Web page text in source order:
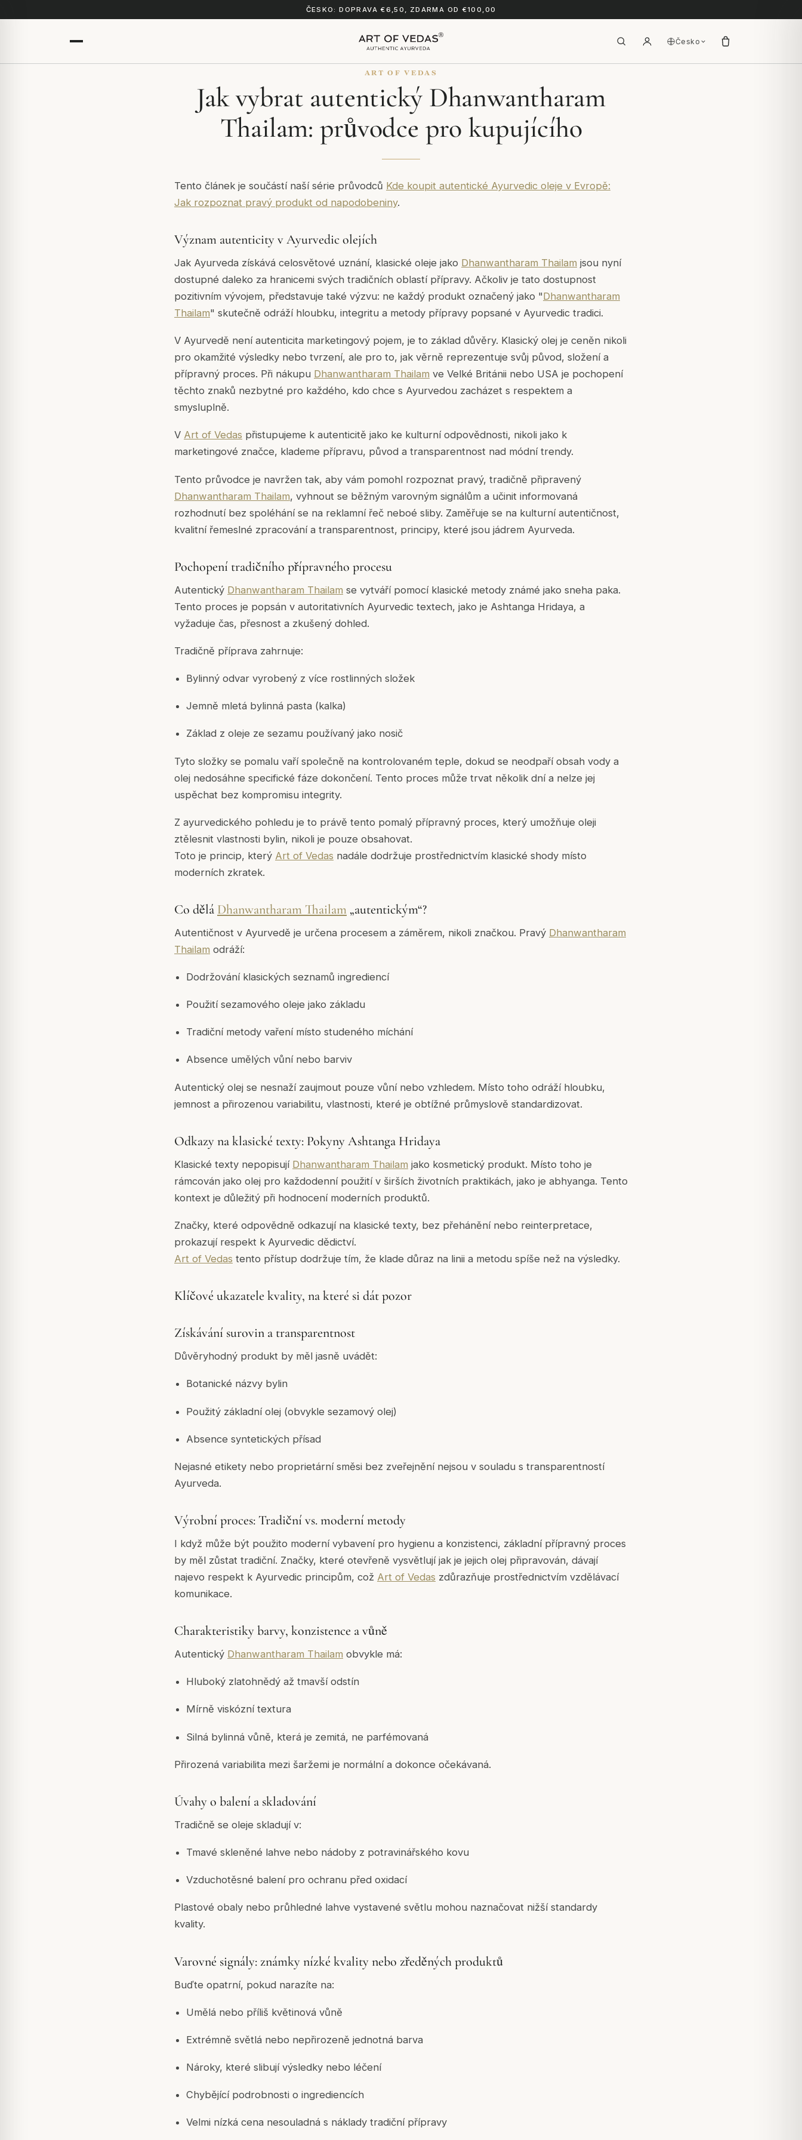
ČESKO: DOPRAVA €6,50, ZDARMA OD €100,00
Česko
ART OF VEDAS
Jak vybrat autentický Dhanwantharam
Thailam: průvodce pro kupujícího
Tento článek je součástí naší série průvodců Kde koupit autentické Ayurvedic oleje v Evropě:
Jak rozpoznat pravý produkt od napodobeniny.
Význam autenticity v Ayurvedic olejích
Jak Ayurveda získává celosvětové uznání, klasické oleje jako Dhanwantharam Thailam jsou nyní
dostupné daleko za hranicemi svých tradičních oblastí přípravy. Ačkoliv je tato dostupnost
pozitivním vývojem, představuje také výzvu: ne každý produkt označený jako "Dhanwantharam
Thailam" skutečně odráží hloubku, integritu a metody přípravy popsané v Ayurvedic tradici.
V Ayurvedě není autenticita marketingový pojem, je to základ důvěry. Klasický olej je ceněn nikoli
pro okamžité výsledky nebo tvrzení, ale pro to, jak věrně reprezentuje svůj původ, složení a
přípravný proces. Při nákupu Dhanwantharam Thailam ve Velké Británii nebo USA je pochopení
těchto znaků nezbytné pro každého, kdo chce s Ayurvedou zacházet s respektem a
smysluplně.
V Art of Vedas přistupujeme k autenticitě jako ke kulturní odpovědnosti, nikoli jako k
marketingové značce, klademe přípravu, původ a transparentnost nad módní trendy.
Tento průvodce je navržen tak, aby vám pomohl rozpoznat pravý, tradičně připravený
Dhanwantharam Thailam, vyhnout se běžným varovným signálům a učinit informovaná
rozhodnutí bez spoléhání se na reklamní řeč neboé sliby. Zaměřuje se na kulturní autentičnost,
kvalitní řemeslné zpracování a transparentnost, principy, které jsou jádrem Ayurveda.
Pochopení tradičního přípravného procesu
Autentický Dhanwantharam Thailam se vytváří pomocí klasické metody známé jako sneha paka.
Tento proces je popsán v autoritativních Ayurvedic textech, jako je Ashtanga Hridaya, a
vyžaduje čas, přesnost a zkušený dohled.
Tradičně příprava zahrnuje:
Bylinný odvar vyrobený z více rostlinných složek
Jemně mletá bylinná pasta (kalka)
Základ z oleje ze sezamu používaný jako nosič
Tyto složky se pomalu vaří společně na kontrolovaném teple, dokud se neodpaří obsah vody a
olej nedosáhne specifické fáze dokončení. Tento proces může trvat několik dní a nelze jej
uspěchat bez kompromisu integrity.
Z ayurvedického pohledu je to právě tento pomalý přípravný proces, který umožňuje oleji
ztělesnit vlastnosti bylin, nikoli je pouze obsahovat.
Toto je princip, který Art of Vedas nadále dodržuje prostřednictvím klasické shody místo
moderních zkratek.
Co dělá Dhanwantharam Thailam „autentickým“?
Autentičnost v Ayurvedě je určena procesem a záměrem, nikoli značkou. Pravý Dhanwantharam
Thailam odráží:
Dodržování klasických seznamů ingrediencí
Použití sezamového oleje jako základu
Tradiční metody vaření místo studeného míchání
Absence umělých vůní nebo barviv
Autentický olej se nesnaží zaujmout pouze vůní nebo vzhledem. Místo toho odráží hloubku,
jemnost a přirozenou variabilitu, vlastnosti, které je obtížné průmyslově standardizovat.
Odkazy na klasické texty: Pokyny Ashtanga Hridaya
Klasické texty nepopisují Dhanwantharam Thailam jako kosmetický produkt. Místo toho je
rámcován jako olej pro každodenní použití v širších životních praktikách, jako je abhyanga. Tento
kontext je důležitý při hodnocení moderních produktů.
Značky, které odpovědně odkazují na klasické texty, bez přehánění nebo reinterpretace,
prokazují respekt k Ayurvedic dědictví.
Art of Vedas tento přístup dodržuje tím, že klade důraz na linii a metodu spíše než na výsledky.
Klíčové ukazatele kvality, na které si dát pozor
Získávání surovin a transparentnost
Důvěryhodný produkt by měl jasně uvádět:
Botanické názvy bylin
Použitý základní olej (obvykle sezamový olej)
Absence syntetických přísad
Nejasné etikety nebo proprietární směsi bez zveřejnění nejsou v souladu s transparentností
Ayurveda.
Výrobní proces: Tradiční vs. moderní metody
I když může být použito moderní vybavení pro hygienu a konzistenci, základní přípravný proces
by měl zůstat tradiční. Značky, které otevřeně vysvětlují jak je jejich olej připravován, dávají
najevo respekt k Ayurvedic principům, což Art of Vedas zdůrazňuje prostřednictvím vzdělávací
komunikace.
Charakteristiky barvy, konzistence a vůně
Autentický Dhanwantharam Thailam obvykle má:
Hluboký zlatohnědý až tmavší odstín
Mírně viskózní textura
Silná bylinná vůně, která je zemitá, ne parfémovaná
Přirozená variabilita mezi šaržemi je normální a dokonce očekávaná.
Úvahy o balení a skladování
Tradičně se oleje skladují v:
Tmavé skleněné lahve nebo nádoby z potravinářského kovu
Vzduchotěsné balení pro ochranu před oxidací
Plastové obaly nebo průhledné lahve vystavené světlu mohou naznačovat nižší standardy
kvality.
Varovné signály: známky nízké kvality nebo zředěných produktů
Buďte opatrní, pokud narazíte na:
Umělá nebo příliš květinová vůně
Extrémně světlá nebo nepřirozeně jednotná barva
Nároky, které slibují výsledky nebo léčení
Chybějící podrobnosti o ingrediencích
Velmi nízká cena nesouladná s náklady tradiční přípravy